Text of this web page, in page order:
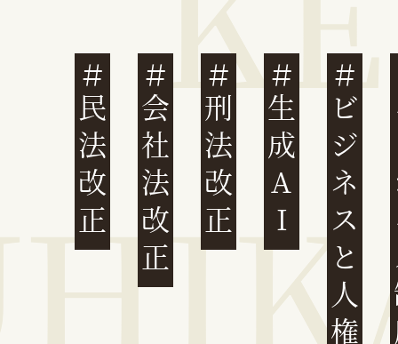
民法改正 会社法改正 刑法改正 生成AI ビジネスと人権